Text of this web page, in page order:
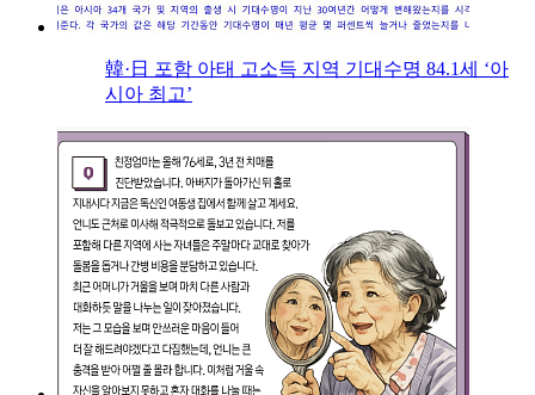
韓·日 포함 아태 고소득 지역 기대수명 84.1세 ‘아
시아 최고’